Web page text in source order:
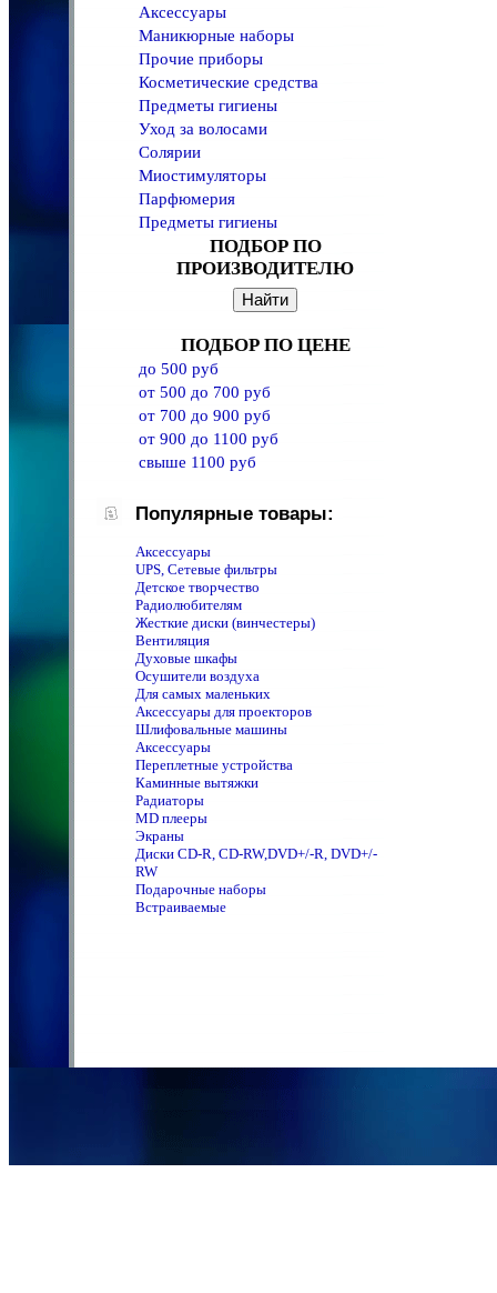
Аксессуары
Маникюрные наборы
Прочие приборы
Косметические средства
Предметы гигиены
Уход за волосами
Солярии
Миостимуляторы
Парфюмерия
Предметы гигиены
ПОДБОР ПО
ПРОИЗВОДИТЕЛЮ
ПОДБОР ПО ЦЕНЕ
до 500 руб
от 500 до 700 руб
от 700 до 900 руб
от 900 до 1100 руб
свыше 1100 руб
Популярные товары:
Аксессуары
UPS, Сетевые фильтры
Детское творчество
Радиолюбителям
Жесткие диски (винчестеры)
Вентиляция
Духовые шкафы
Осушители воздуха
Для самых маленьких
Аксессуары для проекторов
Шлифовальные машины
Аксессуары
Переплетные устройства
Каминные вытяжки
Радиаторы
MD плееры
Экраны
Диски CD-R, CD-RW,DVD+/-R, DVD+/-
RW
Подарочные наборы
Встраиваемые